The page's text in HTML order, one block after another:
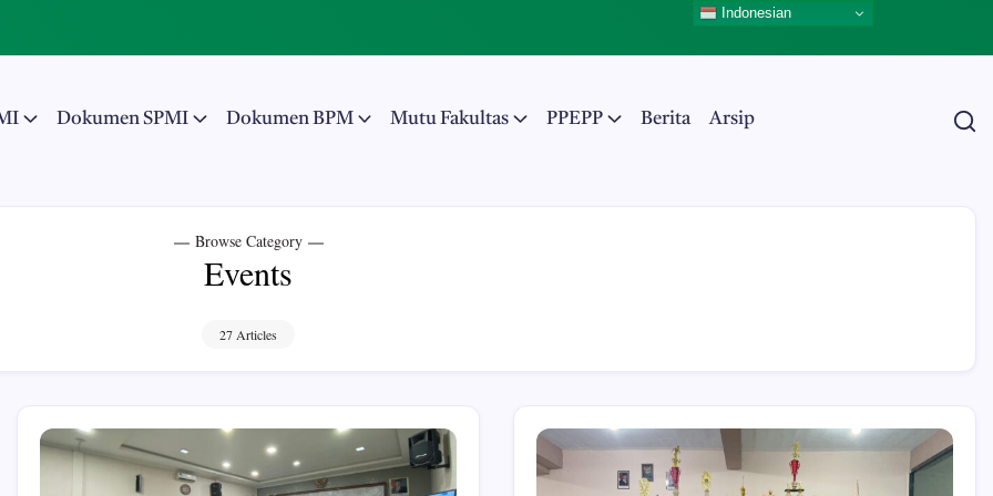
Dokumen SPMI Dokumen BPM Mutu Fakultas PPEPP Berita Arsip
Browse Category
Events
27 Articles
Indonesian